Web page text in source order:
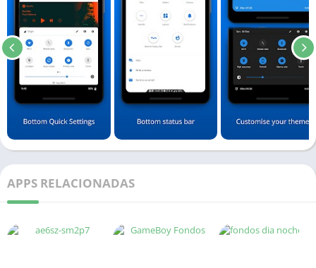
APPS RELACIONADAS